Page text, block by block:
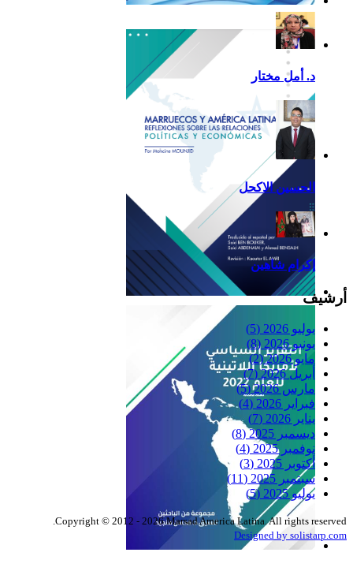
تقرير أمريكا اللاتينية لسنة
2013
Reflexiones
د. أمل مختار
الحسين الاكحل
إكرام شاهين
أرشيف
يوليو 2026
(5)
يونيو 2026
(8)
مايو 2026
(2)
أبريل 2026
(7)
مارس 2026
(5)
فبراير 2026
(4)
يناير 2026
(7)
ديسمبر 2025
(8)
نوفمبر 2025
(4)
أكتوبر 2025
(3)
سبتمبر 2025
(11)
يوليو 2025
(5)
Copyright © 2012 - 2026 Marsad America Latina. All rights reserved.
Designed by solistarp.com